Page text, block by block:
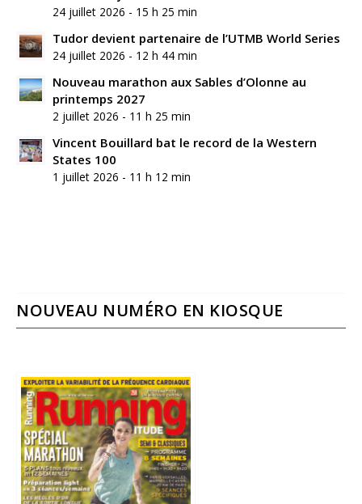
24 juillet 2026 - 15 h 25 min
Tudor devient partenaire de l’UTMB World Series
24 juillet 2026 - 12 h 44 min
Nouveau marathon aux Sables d’Olonne au
printemps 2027
2 juillet 2026 - 11 h 25 min
Vincent Bouillard bat le record de la Western
States 100
1 juillet 2026 - 11 h 12 min
NOUVEAU NUMÉRO EN KIOSQUE